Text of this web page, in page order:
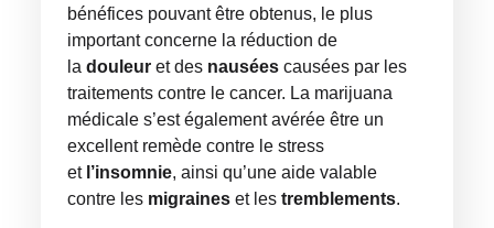
bénéfices pouvant être obtenus, le plus
important concerne la réduction de
ladouleur et des nausées causées par les
traitements contre le cancer. La marijuana
médicale s’est également avérée être un
excellent remède contre le stress
et l’insomnie, ainsi qu’une aide valable
contre les migraines et lestremblements.